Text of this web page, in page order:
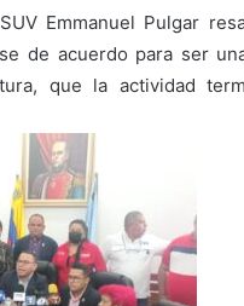
Emmanuel Pulgar
de acuerdo para ser
que la actividad